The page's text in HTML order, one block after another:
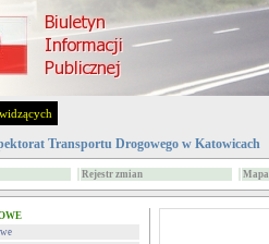
Transportu Drogowego w Katowicach
Rejestr zmian